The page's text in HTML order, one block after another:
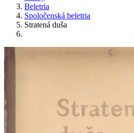
Beletria
Spoločenská beletria
Stratená duša